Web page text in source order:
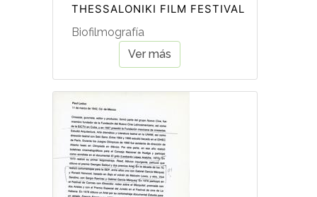
THESSALONIKI FILM FESTIVAL
Biofilmografía
Ver más